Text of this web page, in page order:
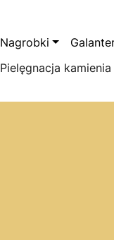
Nagrobki
Pielęgnacja kamienia